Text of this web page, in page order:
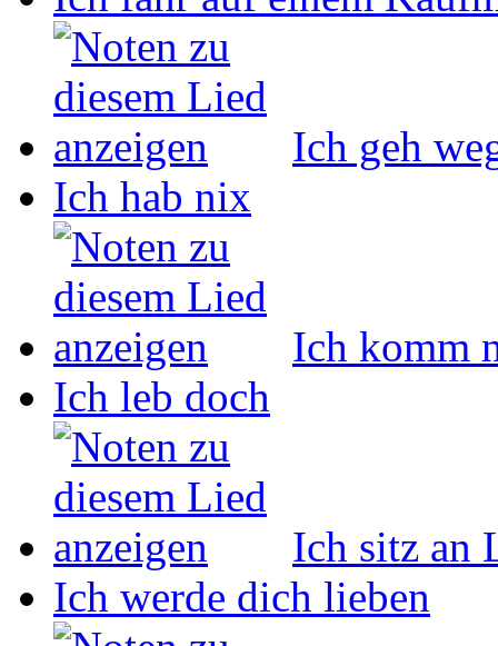
Ich geh
Ich hab nix
Ich komm
Ich leb doch
Ich sitz an
Ich werde dich lieben